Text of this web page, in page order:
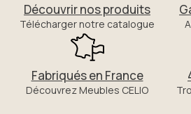
Découvrir nos produits
Télécharger notre catalogue
Fabriqués en France
Découvrez Meubles CELIO